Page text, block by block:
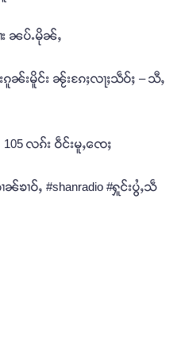
း ၼပ်ႉမိုၼ်ႇ
ၼ်းမိူင်း ၼႂ်းၵႄႈလႃႈသဵဝ်ႈ – သီႇ
လၵ်း ဝဵင်းမူႇၸေႈ
ၼ်ၶၢဝ်ႇ #shanradio #ႁူင်းပွႆႇသဵ